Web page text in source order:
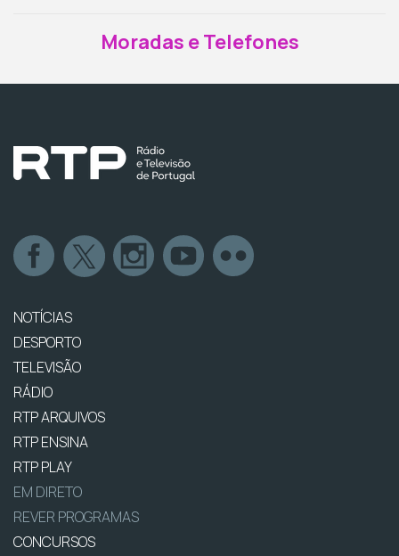
Moradas e Telefones
NOTÍCIAS
DESPORTO
TELEVISÃO
RÁDIO
RTP ARQUIVOS
RTP ENSINA
RTP PLAY
EM DIRETO
REVER PROGRAMAS
CONCURSOS